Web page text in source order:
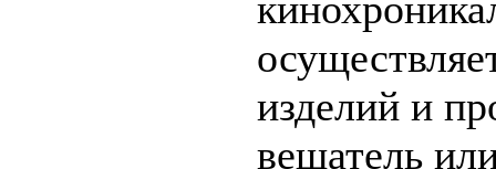
изделий и
вещатель